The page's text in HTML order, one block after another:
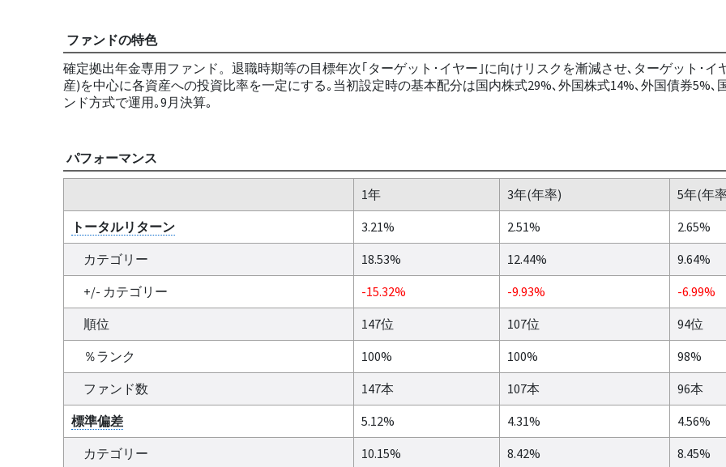
ファンドの特色
確定拠出年金専用ファンド。退職時期等の目標年次｢ターゲット･イヤー｣に向けリスクを漸減させ､ターゲット･
産)を中心に各資産への投資比率を一定にする｡当初設定時の基本配分は国内株式29%､外国株式14%､外国債券5%
ンド方式で運用｡9月決算｡
パフォーマンス
1年 3年(年率) 5年(年
トータルリターン
3.21% 2.51% 2.65%
カテゴリー
18.53% 12.44% 9.64%
+/- カテゴリー
-15.32% -9.93% -6.99%
順位
147位 107位 94位
％ランク
100% 100% 98%
ファンド数
147本 107本 96本
標準偏差
5.12% 4.31% 4.56%
カテゴリー
10.15% 8.42% 8.45%